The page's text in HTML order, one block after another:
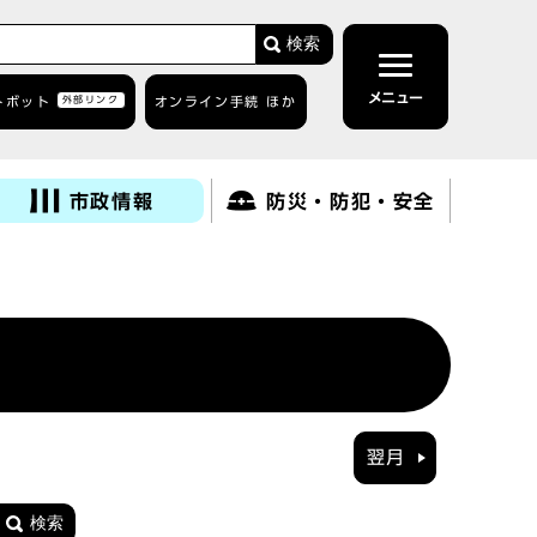
検索
ボット 外部リンク オンライン手続 ほか メニュー
市政情報 防災・防犯・安全
翌月